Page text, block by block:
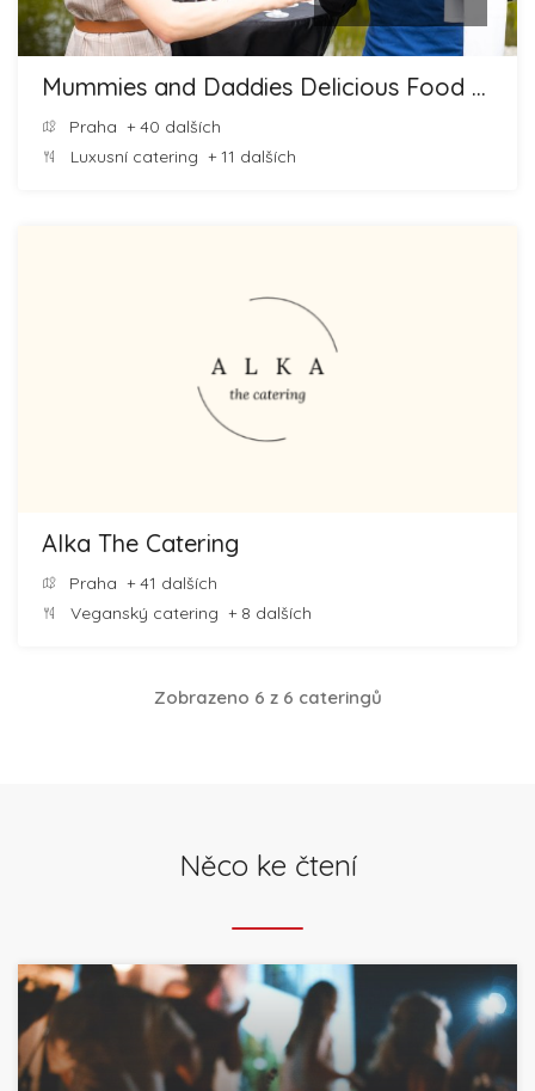
Mummies and Daddies Delicious Food and Cheesecakes
Praha + 40 dalších
Luxusní catering + 11 dalších
Alka The Catering
Praha + 41 dalších
Veganský catering + 8 dalších
Zobrazeno 6 z 6 cateringů
Něco ke čtení